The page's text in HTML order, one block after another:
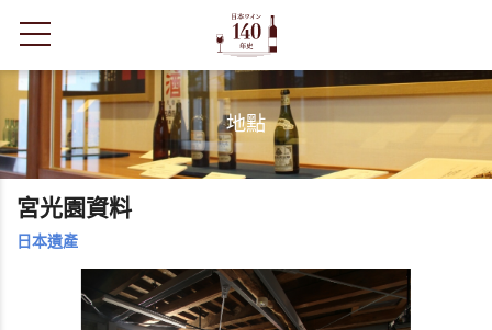
toggle navigation
地點
宮光園資料
日本遺產